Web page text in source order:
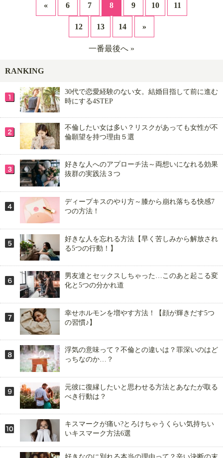
« 6 7 8 9 10 11
12 13 14 »
一番最後へ »
RANKING
30代で恋愛経験のない女。結婚目指して前に進む
時にする4STEP
不倫したい女は多い？リスクがあっても女性が不
倫願望を持つ理由５選
好きな人へのアプローチ法～両想いになれる効果
抜群の実践法３つ
ディープキスのやり方～膝から崩れ落ちる快感7
つの方法！
好きな人を忘れる方法【早く苦しみから解放され
る5つの行動！】
男友達とセックスしちゃった…このあと起こる変
化と5つの分かれ道
幸せホルモンを増やす方法！【顔が輝きだす5つ
の習慣♪】
浮気の意味って？不倫との違いは？罪深いのはど
っちなのか…？
元彼に復縁したいと思わせる方法とあなたが取る
べき行動は？
キスマークが痛い?とろけちゃうくらい気持ちい
いキスマーク方法6選